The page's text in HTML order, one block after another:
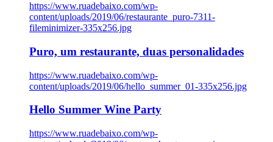
https://www.ruadebaixo.com/wp-
content/uploads/2019/06/restaurante_puro-7311-
fileminimizer-335x256.jpg
Puro, um restaurante, duas personalidades
https://www.ruadebaixo.com/wp-
content/uploads/2019/06/hello_summer_01-335x256.jpg
Hello Summer Wine Party
https://www.ruadebaixo.com/wp-